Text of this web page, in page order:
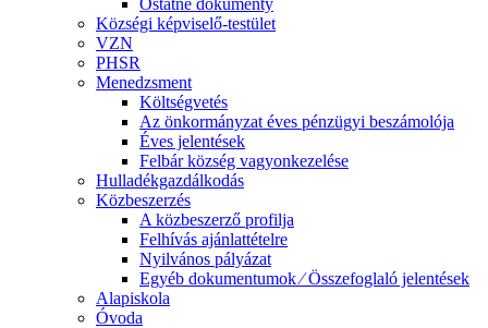
Ostatné dokumenty
Községi képviselő-testület
VZN
PHSR
Menedzsment
Költségvetés
Az önkormányzat éves pénzügyi beszámolója
Éves jelentések
Felbár község vagyonkezelése
Hulladékgazdálkodás
Közbeszerzés
A közbeszerző profilja
Felhívás ajánlattételre
Nyilvános pályázat
Egyéb dokumentumok ⁄ Összefoglaló jelentések
Alapiskola
Óvoda